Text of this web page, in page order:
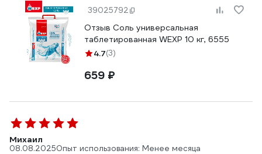
39025792
Отзыв Соль универсальная
таблетированная WEXP 10 кг, 6555
4.7(3)
659 ₽
Михаил
08.08.2025Опыт использования: Менее месяца